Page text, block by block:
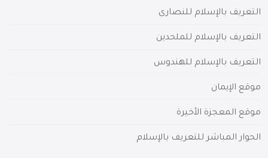
التعريف بالإسلام للنصارى
التعريف بالإسلام للملحدين
التعريف بالإسلام للهندوس
موقع الإيمان
موقع المعجزة الأخيرة
الحوار المباشر للتعريف بالإسلام